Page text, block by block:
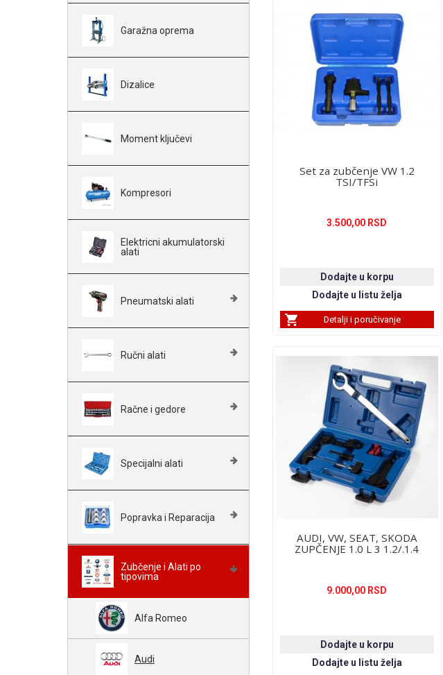
Garažna oprema
Dizalice
Moment ključevi
Kompresori
Elektricni akumulatorski
alati
Pneumatski alati
Ručni alati
Račne i gedore
Specijalni alati
Popravka i Reparacija
Zubčenje i Alati po
tipovima
Alfa Romeo
Audi
Set za zubčenje VW 1.2
TSI/TFSi
3.500,00 RSD
Detalji i poručivanje
AUDI, VW, SEAT, SKODA
ZUPČENJE 1.0 L 3 1.2/.1.4
9.000,00 RSD